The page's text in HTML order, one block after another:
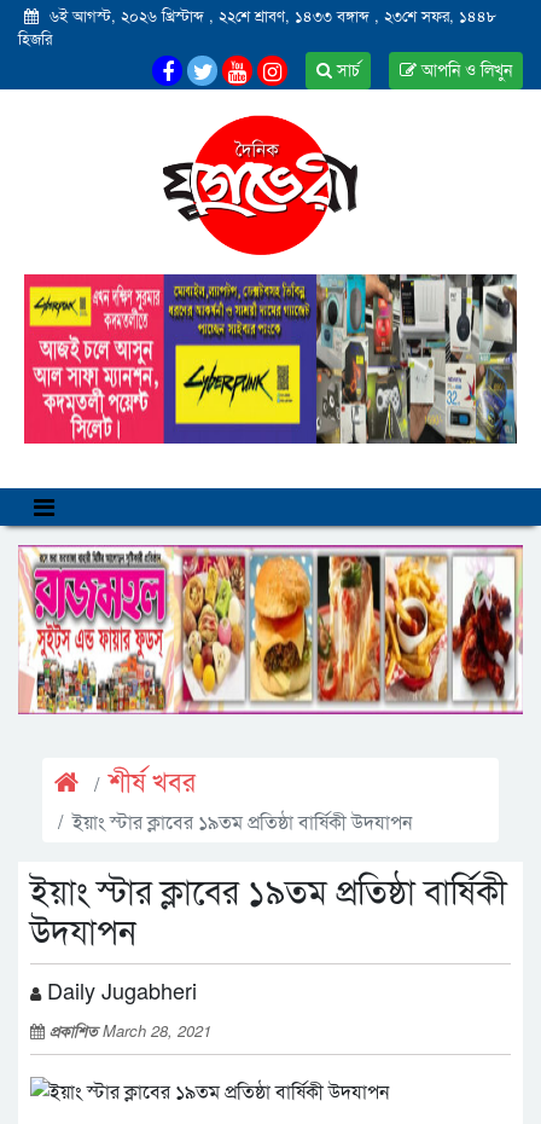
৬ই আগস্ট, ২০২৬ খ্রিস্টাব্দ , ২২শে শ্রাবণ, ১৪৩৩ বঙ্গাব্দ , ২৩শে সফর, ১৪৪৮
হিজরি
আপনি ও লিখুন
সার্চ
শীর্ষ খবর
ইয়াং স্টার ক্লাবের ১৯তম প্রতিষ্ঠা বার্ষিকী উদযাপন
ইয়াং স্টার ক্লাবের ১৯তম প্রতিষ্ঠা বার্ষিকী
উদযাপন
Daily Jugabheri
প্রকাশিতMarch 28, 2021